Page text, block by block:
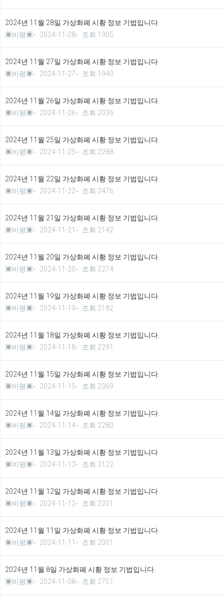
2024년 11월 28일 가상화폐 시황 정보 기법입니다.
▣비평▣
2024-11-28 조회 1905
2024년 11월 27일 가상화폐 시황 정보 기법입니다.
▣비평▣
2024-11-27 조회 1940
2024년 11월 26일 가상화폐 시황 정보 기법입니다.
▣비평▣
2024-11-26 조회 2036
2024년 11월 25일 가상화폐 시황 정보 기법입니다.
▣비평▣
2024-11-25 조회 2288
2024년 11월 22일 가상화폐 시황 정보 기법입니다.
▣비평▣
2024-11-22 조회 2476
2024년 11월 21일 가상화폐 시황 정보 기법입니다.
▣비평▣
2024-11-21 조회 2142
2024년 11월 20일 가상화폐 시황 정보 기법입니다.
▣비평▣
2024-11-20 조회 2274
2024년 11월 19일 가상화폐 시황 정보 기법입니다.
▣비평▣
2024-11-19 조회 2182
2024년 11월 18일 가상화폐 시황 정보 기법입니다.
▣비평▣
2024-11-18 조회 2291
2024년 11월 15일 가상화폐 시황 정보 기법입니다.
▣비평▣
2024-11-15 조회 2369
2024년 11월 14일 가상화폐 시황 정보 기법입니다.
▣비평▣
2024-11-14 조회 2280
2024년 11월 13일 가상화폐 시황 정보 기법입니다.
▣비평▣
2024-11-13 조회 2122
2024년 11월 12일 가상화폐 시황 정보 기법입니다.
▣비평▣
2024-11-12 조회 2201
2024년 11월 11일 가상화폐 시황 정보 기법입니다.
▣비평▣
2024-11-11 조회 2001
2024년 11월 8일 가상화폐 시황 정보 기법입니다.
▣비평▣
2024-11-08 조회 2751